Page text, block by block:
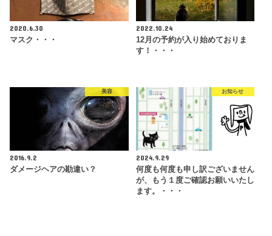
2020.6.30
マスク・・・
2022.10.24
12月の予約が入り始めておりま
す！・・・
美容
2016.9.2
ダメージヘアの勘違い？
お知らせ
2024.9.29
何度も何度も申し訳ございません
が、もう１度ご確認お願いいたし
ます。・・・